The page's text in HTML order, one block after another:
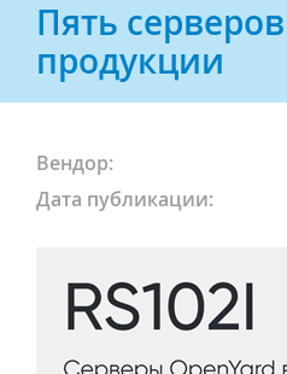
Пять
продукции
Вендор:
Дата публикации: